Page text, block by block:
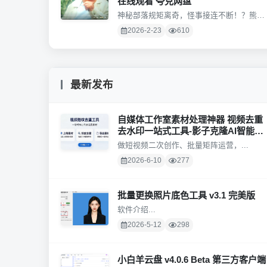
神秘部落规矩离奇，怪事接连不断！？熊猫
胡胡和国际巨星Jack...
2026-2-23 610
最新发布
自媒体工作室素材处理神器 视频去重
去水印一站式工具-影子克隆AI智能创
作系统
做短视频二次创作、批量矩阵运营，...
2026-6-10 277
批量更换照片底色工具 v3.1 完美版
软件介绍...
2026-5-12 298
小白羊云盘 v4.0.6 Beta 第三方客户端